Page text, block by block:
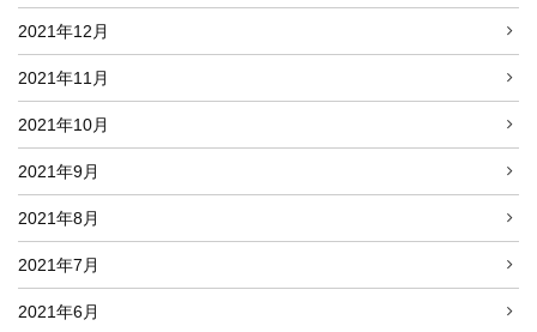
2021年12月
2021年11月
2021年10月
2021年9月
2021年8月
2021年7月
2021年6月